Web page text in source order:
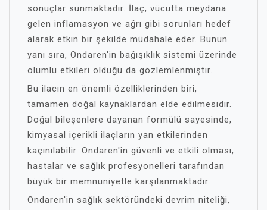
sonuçlar sunmaktadır. İlaç, vücutta meydana
gelen inflamasyon ve ağrı gibi sorunları hedef
alarak etkin bir şekilde müdahale eder. Bunun
yanı sıra, Ondaren'in bağışıklık sistemi üzerinde
olumlu etkileri olduğu da gözlemlenmiştir.
Bu ilacın en önemli özelliklerinden biri,
tamamen doğal kaynaklardan elde edilmesidir.
Doğal bileşenlere dayanan formülü sayesinde,
kimyasal içerikli ilaçların yan etkilerinden
kaçınılabilir. Ondaren'in güvenli ve etkili olması,
hastalar ve sağlık profesyonelleri tarafından
büyük bir memnuniyetle karşılanmaktadır.
Ondaren'in sağlık sektöründeki devrim niteliği,